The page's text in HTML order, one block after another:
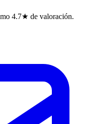
4.7★ de valoración.